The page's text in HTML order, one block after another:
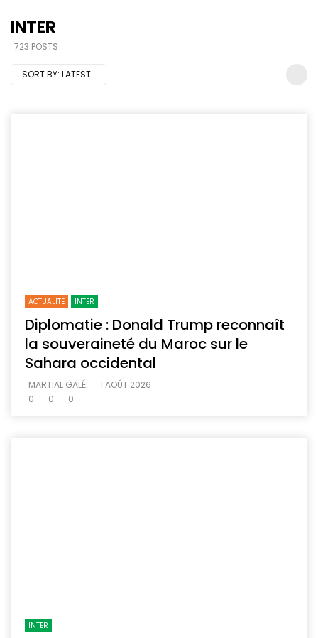
INTER
723 POSTS
SORT BY: LATEST
ACTUALITE INTER
Diplomatie : Donald Trump reconnaît
la souveraineté du Maroc sur le
Sahara occidental
MARTIAL GALÉ
1 AOÛT 2026
0
0 0
INTER